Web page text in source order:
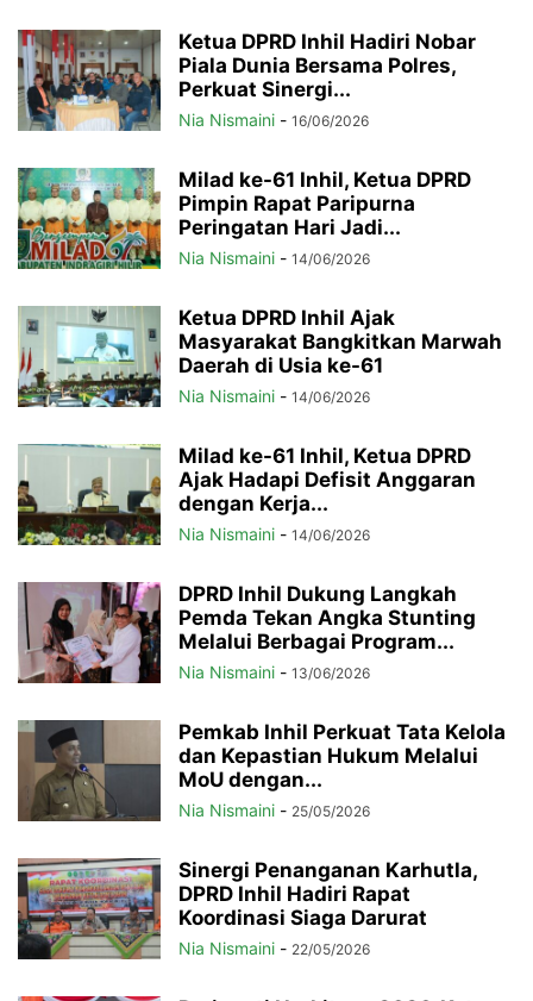
Ketua DPRD Inhil Hadiri Nobar
Piala Dunia Bersama Polres,
Perkuat Sinergi...
Nia Nismaini - 16/06/2026
Milad ke-61 Inhil, Ketua DPRD
Pimpin Rapat Paripurna
Peringatan Hari Jadi...
Nia Nismaini - 14/06/2026
Ketua DPRD Inhil Ajak
Masyarakat Bangkitkan Marwah
Daerah di Usia ke-61
Nia Nismaini - 14/06/2026
Milad ke-61 Inhil, Ketua DPRD
Ajak Hadapi Defisit Anggaran
dengan Kerja...
Nia Nismaini - 14/06/2026
DPRD Inhil Dukung Langkah
Pemda Tekan Angka Stunting
Melalui Berbagai Program...
Nia Nismaini - 13/06/2026
Pemkab Inhil Perkuat Tata Kelola
dan Kepastian Hukum Melalui
MoU dengan...
Nia Nismaini - 25/05/2026
Sinergi Penanganan Karhutla,
DPRD Inhil Hadiri Rapat
Koordinasi Siaga Darurat
Nia Nismaini - 22/05/2026